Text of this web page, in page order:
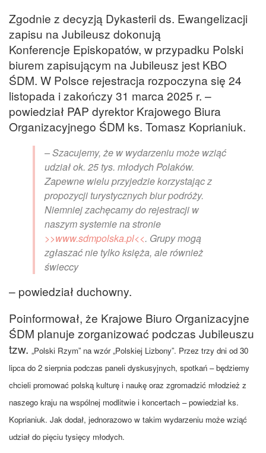
Zgodnie z decyzją Dykasterii ds. Ewangelizacji
zapisu na Jubileusz dokonują
Konferencje Episkopatów, w przypadku Polski
biurem zapisującym na Jubileusz jest KBO
ŚDM. W Polsce rejestracja rozpoczyna się 24
listopada i zakończy 31 marca 2025 r. –
powiedział PAP dyrektor Krajowego Biura
Organizacyjnego ŚDM ks. Tomasz Koprianiuk.
– Szacujemy, że w wydarzeniu może wziąć
udział ok. 25 tys. młodych Polaków.
Zapewne wielu przyjedzie korzystając z
propozycji turystycznych biur podróży.
Niemniej zachęcamy do rejestracji w
naszym systemie na stronie
>>www.sdmpolska.pl<<. Grupy mogą
zgłaszać nie tylko księża, ale również
świeccy
– powiedział duchowny.
Poinformował, że Krajowe Biuro Organizacyjne
ŚDM planuje zorganizować podczas Jubileuszu
tzw. „Polski Rzym” na wzór „Polskiej Lizbony”. Przez trzy dni od 30
lipca do 2 sierpnia podczas paneli dyskusyjnych, spotkań – będziemy
chcieli promować polską kulturę i naukę oraz zgromadzić młodzież z
naszego kraju na wspólnej modlitwie i koncertach – powiedział ks.
Koprianiuk. Jak dodał, jednorazowo w takim wydarzeniu może wziąć
udział do pięciu tysięcy młodych.